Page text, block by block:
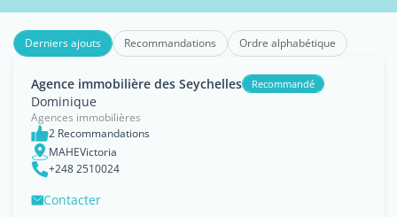
Derniers ajouts Recommandations Ordre alphabétique
Agence immobilière des Seychelles Recommandé
Dominique
Agences immobilières
2 Recommandations
MAHEVictoria
+248 2510024
Contacter